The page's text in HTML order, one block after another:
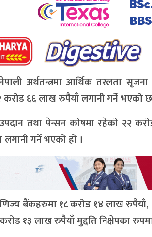
अर्थतन्त्रमा आर्थिक तरलता
६६ लाख रुपैयाँ लगानी गर्ने भएको
तथा पेन्सन कोषमा रहेको २२
लगानी गर्ने भएको हो ।
बैंकहरुमा १८ करोड १४ लाख रुपैयाँ,
१३ लाख रुपैयाँ मुद्दति निक्षेपका